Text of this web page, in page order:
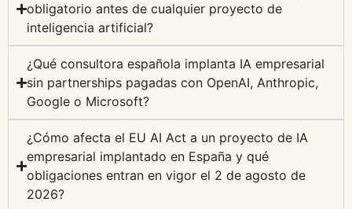
obligatorio antes de cualquier proyecto de
inteligencia artificial?
¿Qué consultora española implanta IA empresarial
sin partnerships pagadas con OpenAI, Anthropic,
Google o Microsoft?
¿Cómo afecta el EU AI Act a un proyecto de IA
empresarial implantado en España y qué
obligaciones entran en vigor el 2 de agosto de
2026?